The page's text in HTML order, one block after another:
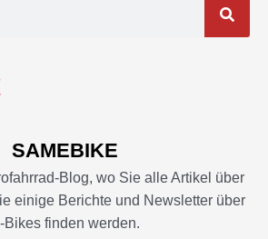
Blog, wo Sie alle Artikel über
einige Berichte und Newsletter über
Bikes finden werden.